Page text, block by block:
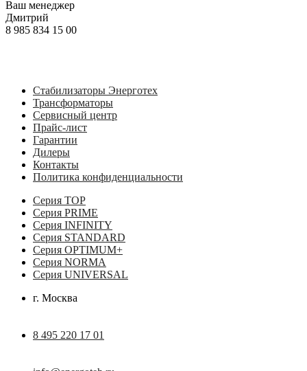
Ваш менеджер
Дмитрий
8 985 834 15 00
Стабилизаторы Энерготех
Трансформаторы
Сервисный центр
Прайс-лист
Гарантии
Дилеры
Контакты
Политика конфиденциальности
Серия TOP
Серия PRIME
Серия INFINITY
Серия STANDARD
Серия OPTIMUM+
Серия NORMA
Серия UNIVERSAL
г. Москва
8 495 220 17 01